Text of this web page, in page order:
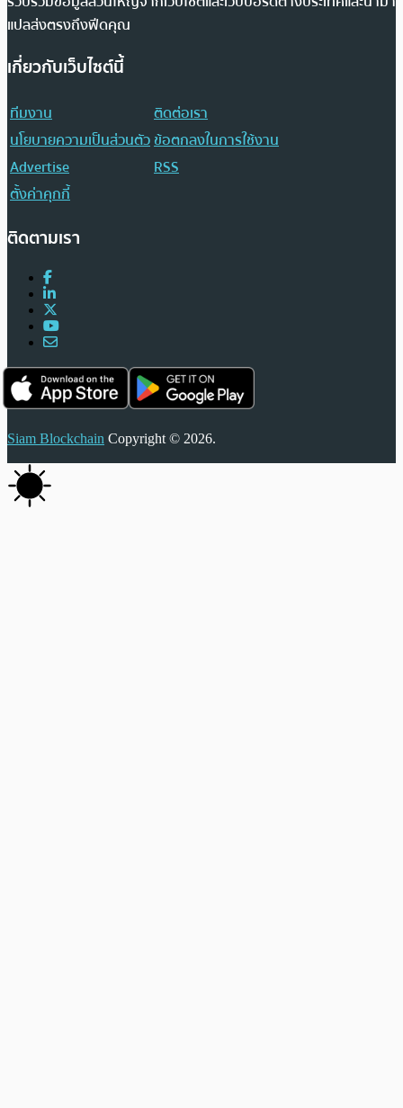
แปลส่งตรงถึงฟีดคุณ
เกี่ยวกับเว็บไซต์นี้
ทีมงาน
ติดต่อเรา
นโยบายความเป็นส่วนตัวข้อตกลงในการใช้งาน
Advertise
RSS
ตั้งค่าคุกกี้
ติดตามเรา
Siam Blockchain Copyright © 2026.